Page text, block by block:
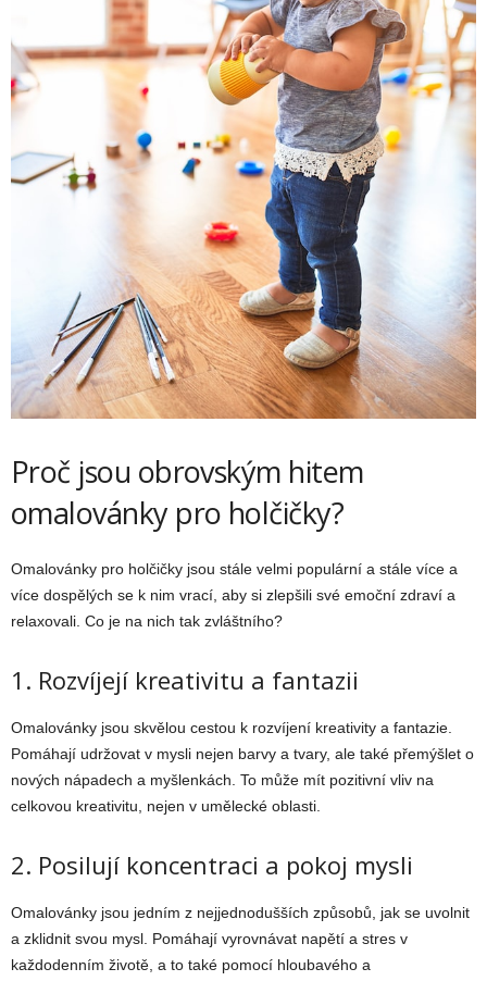
Proč jsou obrovským hitem
omalovánky pro holčičky?
Omalovánky pro holčičky jsou stále velmi populární a stále více a
více dospělých se k nim vrací, aby si zlepšili své emoční zdraví a
relaxovali. Co je na nich tak zvláštního?
1. Rozvíjejí kreativitu a fantazii
Omalovánky jsou skvělou cestou k rozvíjení kreativity a fantazie.
Pomáhají udržovat v mysli nejen barvy a tvary, ale také přemýšlet o
nových nápadech a myšlenkách. To může mít pozitivní vliv na
celkovou kreativitu, nejen v umělecké oblasti.
2. Posilují koncentraci a pokoj mysli
Omalovánky jsou jedním z nejjednodušších způsobů, jak se uvolnit
a zklidnit svou mysl. Pomáhají vyrovnávat napětí a stres v
každodenním životě, a to také pomocí hloubavého a